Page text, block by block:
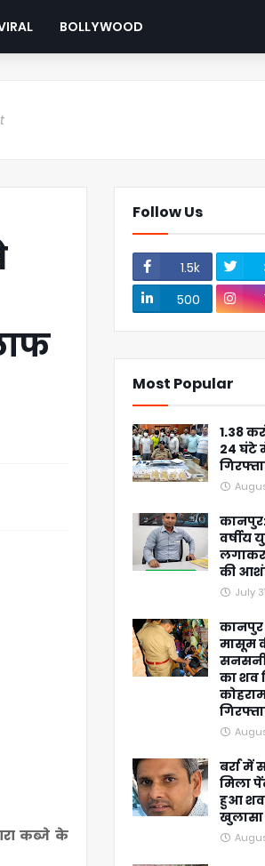
BOLLYWOOD
कब्जे के
Follow Us
1.5k
500
Most Popular
1.38
24 घंटे
वर्षीय
की
July
कानपुर
मासूम
का शव
बर्रा
मिला
हुआ
खुलासा